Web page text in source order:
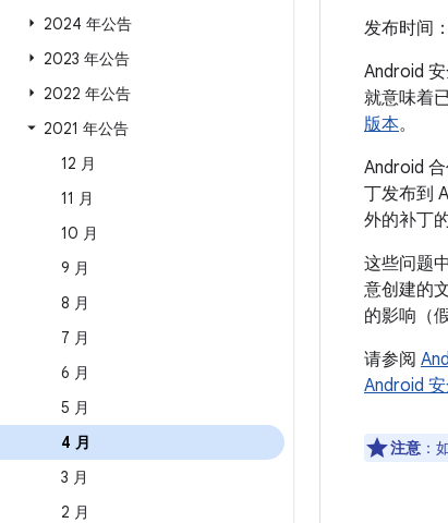
2024 年公告
2023 年公告
2022 年公告
2021 年公告
12 月
11 月
10 月
9 月
8 月
7 月
6 月
5 月
4 月
3 月
2 月
发布时间
Android
就意味着
版本。
Android
丁发布到
外的补丁
这些问题
意创建的
的影响（
请参阅
Android
注意 ：